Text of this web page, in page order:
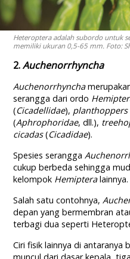
Heteroptera adalah subordo untuk
memiliki ukuran 0,5-65 mm. Foto:
2.Auchenorrhyncha
Auchenorrhyncha
serangga dari ordo
(Cicadellidae), planthoppers
(Aphrophoridae, dll.),
cicadas(Cicadidae).
Spesies serangga
cukup berbeda sehingga
kelompok Hemipteralainnya.
Salah satu contohnya,
depan yang bermembran
terbagi dua seperti
Ciri fisik lainnya di antaranya